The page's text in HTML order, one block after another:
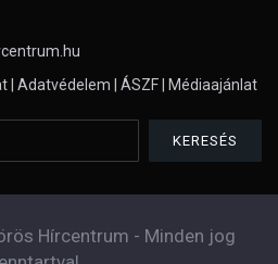
Adatvédelem ÁSZF Médiaajánlat
Hírcentrum - Minden jog